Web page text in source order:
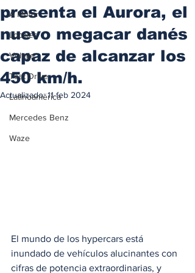
A Motor
Locales
Voltaje
Test Drive
Latinoamérica
Mercedes Benz
Waze
presenta el Aurora, el
nuevo megacar danés
capaz de alcanzar los
450 km/h.
Actualizado:11 feb 2024
El mundo de los hypercars está
inundado de vehículos alucinantes con
cifras de potencia extraordinarias, y